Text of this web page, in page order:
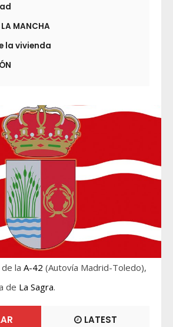
MANCHA
la vivienda
la A-42 (Autovía Madrid-Toledo),
de La Sagra.
LATEST